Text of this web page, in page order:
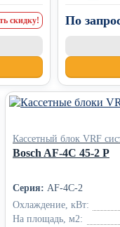
скидку! По
Кассетный блок VRF
Bosch AF-4C 45-2 P
Серия: AF-4C-2
Охлаждение, кВт:
На площадь, м2: